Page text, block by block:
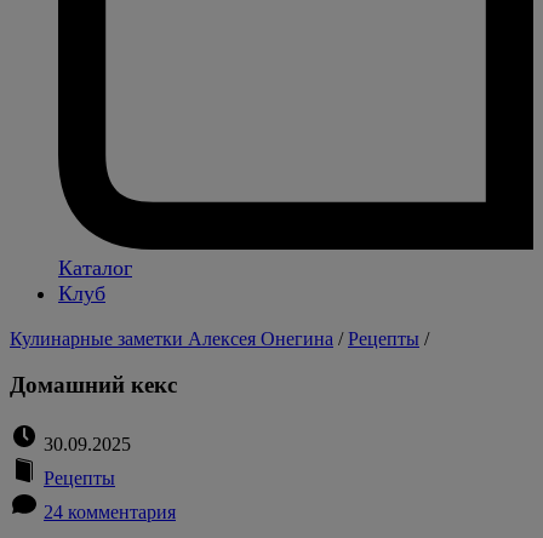
Каталог
Клуб
Кулинарные заметки Алексея Онегина /Рецепты /
Домашний кекс
30.09.2025
Рецепты
24 комментария